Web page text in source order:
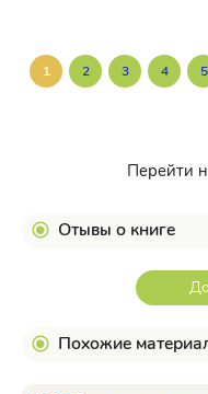
1 2 3 4 5
Перейти
Отывы о книге
Похожие